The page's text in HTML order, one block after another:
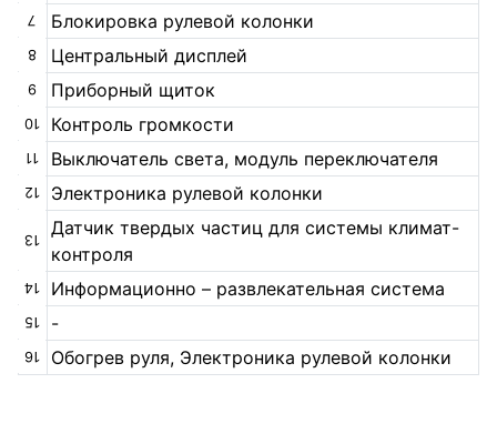
7 Блокировка рулевой колонки
8 Центральный дисплей
9 Приборный щиток
10 Контроль громкости
11 Выключатель света, модуль переключателя
12 Электроника рулевой колонки
13
Датчик твердых частиц для системы климат-
контроля
14 Информационно – развлекательная система
15 -
16 Обогрев руля, Электроника рулевой колонки